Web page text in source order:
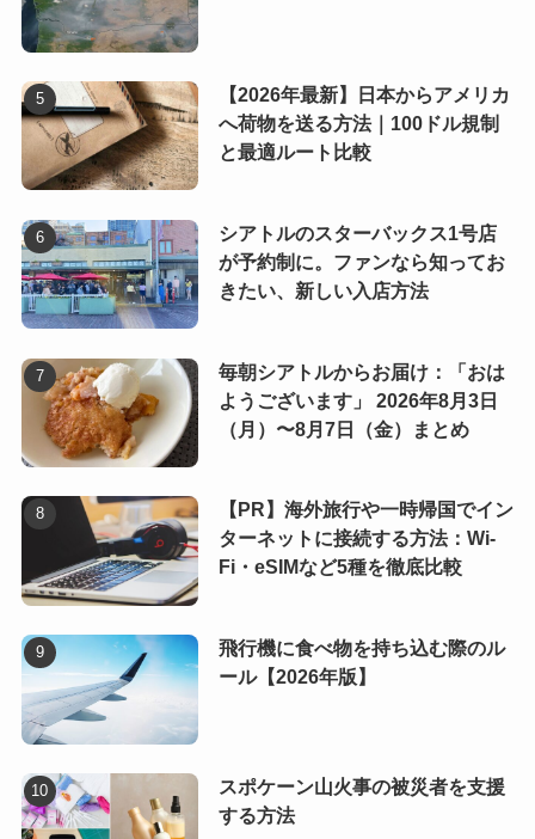
【2026年最新】日本からアメリカ
へ荷物を送る方法｜100ドル規制
と最適ルート比較
シアトルのスターバックス1号店
が予約制に。ファンなら知ってお
きたい、新しい入店方法
毎朝シアトルからお届け：「おは
ようございます」 2026年8月3日
（月）〜8月7日（金）まとめ
【PR】海外旅行や一時帰国でイン
ターネットに接続する方法：Wi-
Fi・eSIMなど5種を徹底比較
飛行機に食べ物を持ち込む際のル
ール【2026年版】
スポケーン山火事の被災者を支援
する方法